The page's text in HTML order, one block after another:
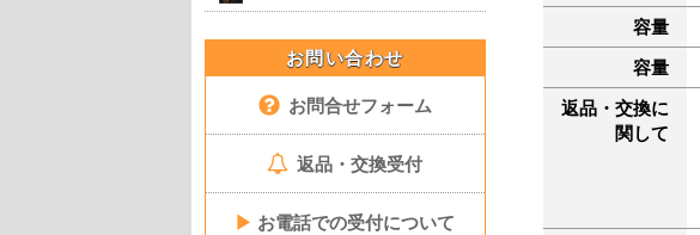
お問い合わせ
お問合せフォーム
返品・交換受付
▶ お電話での受付について
容量
容量
返品・交換に
関して